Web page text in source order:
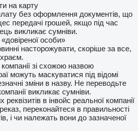
на карту
без оформлення документів, що
передачі грошей, якщо під час
викликає сумніви.
особи»
насторожувати, скоріше за все,
зі схожою назвою
можуть маскуватися під відомі
зміни в назву. Не переводьте
викликає сумніви.
в інвойс реальної компанії
переконайтеся в правильності
і чи належать вони до зазначеної